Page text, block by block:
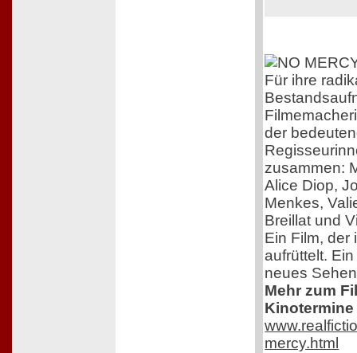
Für ihre
der
zusammen:
Alice Diop,
Menkes,
Breillat und
Ein Film, der
aufrüttelt.
neues
Mehr zum
mercy.html